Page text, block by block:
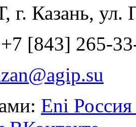
г. Казань,
+7 [843] 265-
Eni